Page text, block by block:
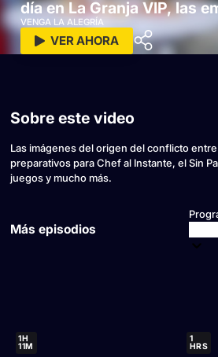
día en La Granja VIP, las
Sin Palabras y más
VENGA LA ALEGRÍA
VER AHORA
Sobre este video
Las imágenes del origen del conflicto
preparativos para Chef al Instante, el Sin
juegos y mucho más.
Más episodios
1H
11M
1
HRS